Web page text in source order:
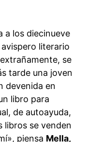
a los diecinueve
literario
se
tarde una joven
devenida en
libro para
de autoayuda,
libros se venden
piensa Mella,